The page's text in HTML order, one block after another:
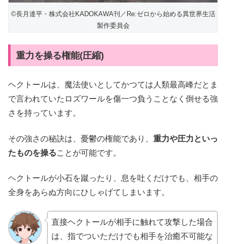
©長月達平・株式会社KADOKAWA刊／Re:ゼロから始める異世界生活
製作委員会
重力を操る権能(圧縮)
ヘクトールは、魔法使いとしてかつては人類最高峰だとま
で言われていたロズワールを傷一つ負うことなく倒せる強
さを持っています。
その強さの秘訣は、憂鬱の権能であり、 重力や圧力といっ
たものを操ることが可能です。
ヘクトールが小石を蹴ったり、息を吐くだけでも、相手の
全身をあらぬ方向にひしゃげてしまいます。
直接ヘクトールが相手に触れて攻撃した場合
は、指でついただけでも相手を治癒不可能な